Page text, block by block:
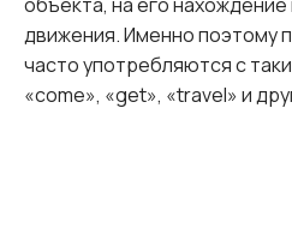
движения. Именно поэтому
часто употребляются с
«come», «get», «travel» и
C нуля и без акцента в